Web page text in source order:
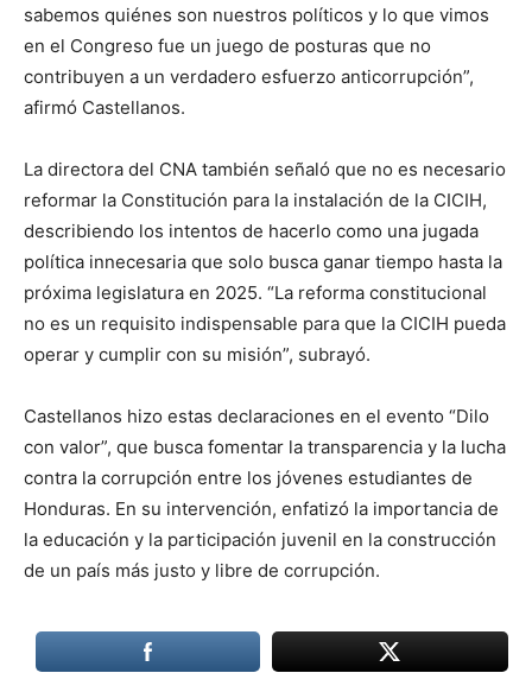
sabemos quiénes son nuestros políticos y lo que vimos
en el Congreso fue un juego de posturas que no
contribuyen a un verdadero esfuerzo anticorrupción”,
afirmó Castellanos.
La directora del CNA también señaló que no es necesario
reformar la Constitución para la instalación de la CICIH,
describiendo los intentos de hacerlo como una jugada
política innecesaria que solo busca ganar tiempo hasta la
próxima legislatura en 2025. “La reforma constitucional
no es un requisito indispensable para que la CICIH pueda
operar y cumplir con su misión”, subrayó.
Castellanos hizo estas declaraciones en el evento “Dilo
con valor”, que busca fomentar la transparencia y la lucha
contra la corrupción entre los jóvenes estudiantes de
Honduras. En su intervención, enfatizó la importancia de
la educación y la participación juvenil en la construcción
de un país más justo y libre de corrupción.